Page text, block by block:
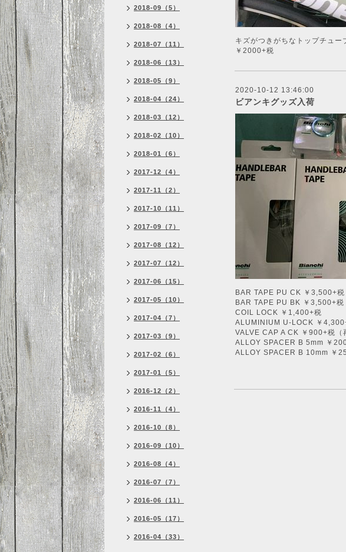
キズがつきがちなトップチュー
￥2000+税
2020-10-12 13:46:00
ビアンキグッズ入荷
BAR TAPE PU CK ￥3,500+税
BAR TAPE PU BK ￥3,500+税
COIL LOCK ￥1,400+税
ALUMINIUM U-LOCK ￥
VALVE CAP A CK ￥900+税（
ALLOY SPACER B 5mm ￥
ALLOY SPACER B 10mm ￥
2018-09（5）
2018-08（4）
2018-07（11）
2018-06（13）
2018-05（9）
2018-04（24）
2018-03（12）
2018-02（10）
2018-01（6）
2017-12（4）
2017-11（2）
2017-10（11）
2017-09（7）
2017-08（12）
2017-07（12）
2017-06（15）
2017-05（10）
2017-04（7）
2017-03（9）
2017-02（6）
2017-01（5）
2016-12（2）
2016-11（4）
2016-10（8）
2016-09（10）
2016-08（4）
2016-07（7）
2016-06（11）
2016-05（17）
2016-04（33）